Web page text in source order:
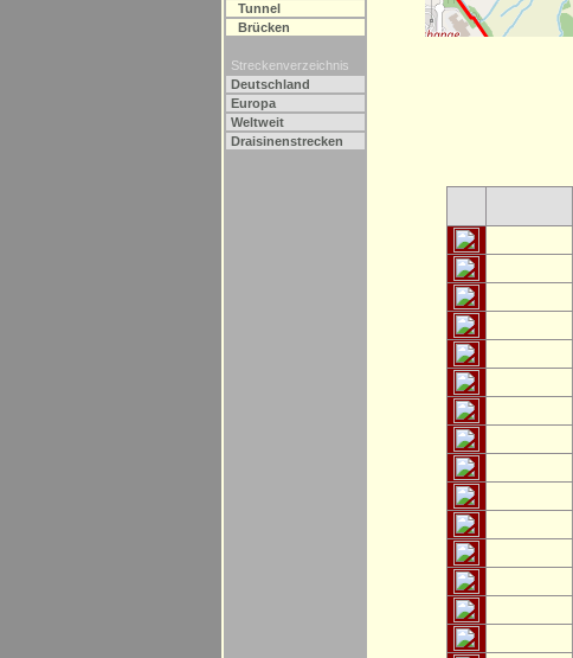
Tunnel
Brücken
Streckenverzeichnis
Deutschland
Europa
Weltweit
Draisinenstrecken